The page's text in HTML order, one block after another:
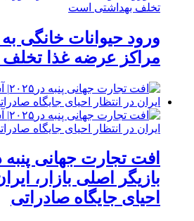
ورود حیوانات خانگی
مراکز عرضه غذا
بازیگر اصلی بازار،
احیای جایگاه صادراتی